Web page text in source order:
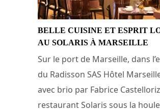
BELLE CUISINE ET ESPRIT
AU SOLARIS À MARSEILLE
Sur le port de Marseille, dans
du Radisson SAS Hôtel
avec brio par Fabrice
restaurant Solaris sous la